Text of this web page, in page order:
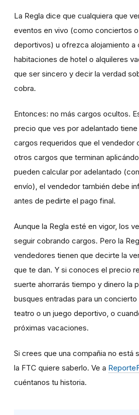
La Regla dice que cualquiera que
eventos en vivo (como conciertos
deportivos) u ofrezca alojamiento
habitaciones de hotel o alquileres
que ser sincero y decir la verdad
cobra.
Entonces: no más cargos ocultos.
precio que ves por adelantado
cargos requeridos que el vendedor
otros cargos que terminan
pueden calcular por adelantado
envío), el vendedor también debe
antes de pedirte el pago final.
Aunque la Regla esté en vigor, los
seguir cobrando cargos. Pero la
vendedores tienen que decirte la
que te dan. Y si conoces el precio
suerte ahorrarás tiempo y dinero la
busques entradas para un
teatro o un juego deportivo, o
próximas vacaciones.
Si crees que una compañia no está
la FTC quiere saberlo. Ve a
cuéntanos tu historia.